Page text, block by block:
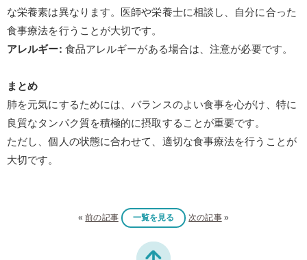
な栄養素は異なります。医師や栄養士に相談し、自分に合った
食事療法を行うことが大切です。
アレルギー: 食品アレルギーがある場合は、注意が必要です。
まとめ
肺を元気にするためには、バランスのよい食事を心がけ、特に
良質なタンパク質を積極的に摂取することが重要です。
ただし、個人の状態に合わせて、適切な食事療法を行うことが
大切です。
«前の記事 一覧を見る 次の記事»